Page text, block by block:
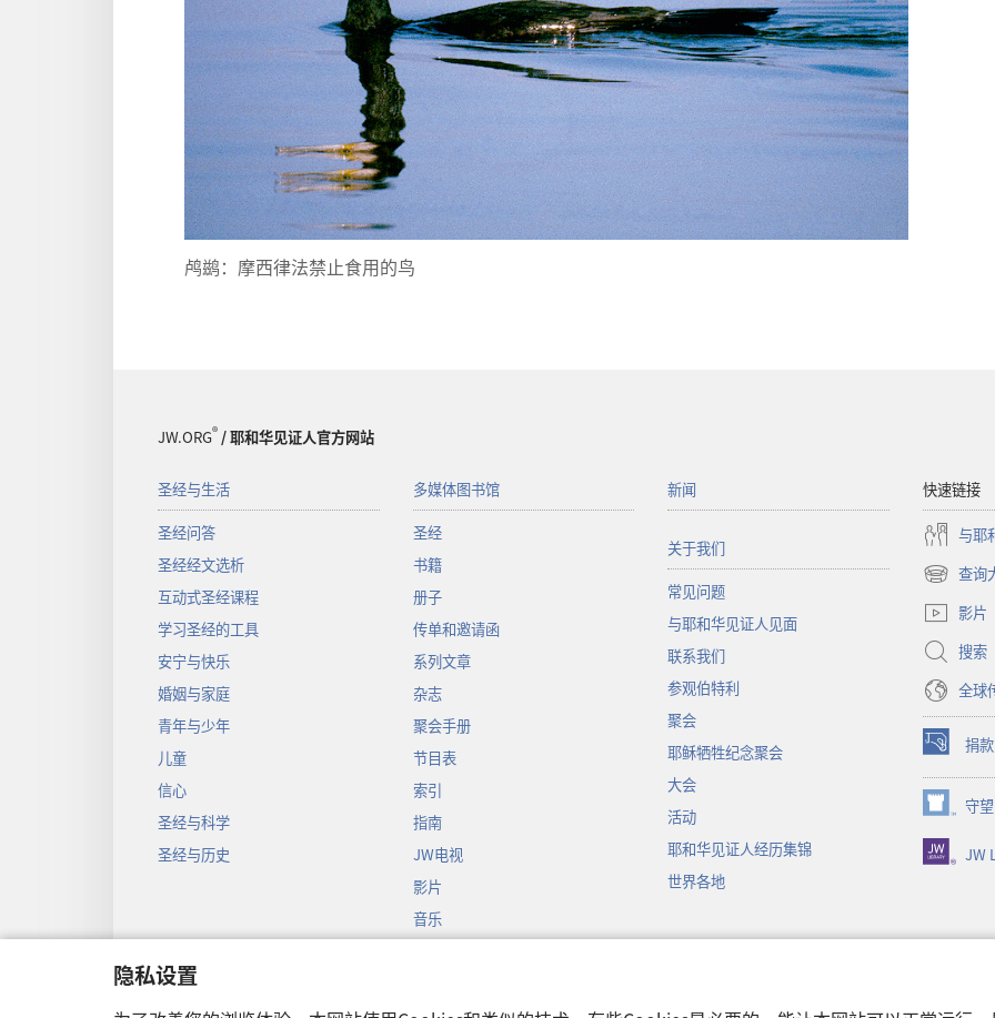
隐私设置
鸬鹚：摩西律法禁止食用的鸟
JW.ORG®/ 耶和华见证人官方网站
圣经与生活
圣经问答
圣经经文选析
互动式圣经课程
学习圣经的工具
安宁与快乐
婚姻与家庭
青年与少年
儿童
信心
圣经与科学
圣经与历史
多媒体图书馆
圣经
书籍
册子
传单和邀请函
系列文章
杂志
聚会手册
节目表
索引
指南
JW电视
影片
音乐
新闻
关于我们
常见问题
与耶和华见证人见面
联系我们
参观伯特利
聚会
耶稣牺牲纪念聚会
大会
活动
耶和华见证人经历集锦
世界各地
快速链接
与耶
查询
（打
开
新
窗
口）
影片
搜索
全球
捐款
（打
开
新
窗
口）
守
（打
开
新
JW